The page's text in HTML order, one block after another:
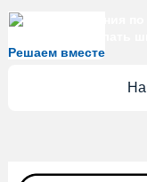
Решаем вместе
Есть предложения по